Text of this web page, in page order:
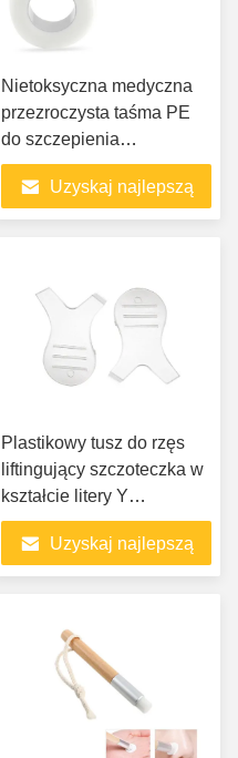
Nietoksyczna medyczna
przezroczysta taśma PE
do szczepienia
przedłużania rzęs
Uzyskaj najlepszą
Plastikowy tusz do rzęs
liftingujący szczoteczka w
kształcie litery Y
szczoteczka w kształcie
ryby produkty
kosmetyczne akcesoria do
Uzyskaj najlepszą